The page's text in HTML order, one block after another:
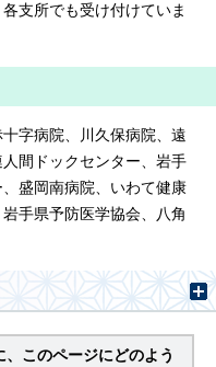
支所でも受け付けていま
字病院、川久保病院、遠
間ドックセンター、岩手
盛岡南病院、いわて健康
手県予防医学協会、八角
このページにどのよう